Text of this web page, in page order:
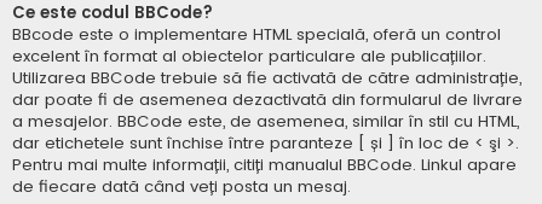
Ce este codul BBCode?
BBcode este o implementare HTML specială, oferă un control
excelent în format al obiectelor particulare ale publicațiilor.
Utilizarea BBCode trebuie să fie activată de către administrație,
dar poate fi de asemenea dezactivată din formularul de livrare
a mesajelor. BBCode este, de asemenea, similar în stil cu HTML,
dar etichetele sunt închise între paranteze [ și ] în loc de < şi >.
Pentru mai multe informații, citiți manualul BBCode. Linkul apare
de fiecare dată când veți posta un mesaj.